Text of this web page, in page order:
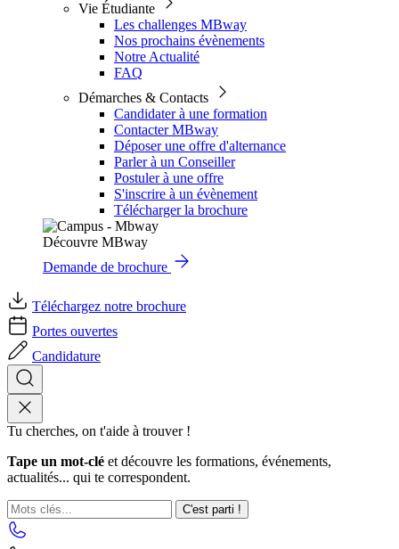
Vie Étudiante
Les challenges MBway
Nos prochains évènements
Notre Actualité
FAQ
Démarches & Contacts
Candidater à une formation
Contacter MBway
Déposer une offre d'alternance
Parler à un Conseiller
Postuler à une offre
S'inscrire à un évènement
Télécharger la brochure
Découvre MBway
Demande de brochure
Téléchargez notre brochure
Portes ouvertes
Candidature
Tu cherches, on t'aide à trouver !
Tape un mot-clé et découvre les formations, événements,
actualités... qui te correspondent.
C'est parti !